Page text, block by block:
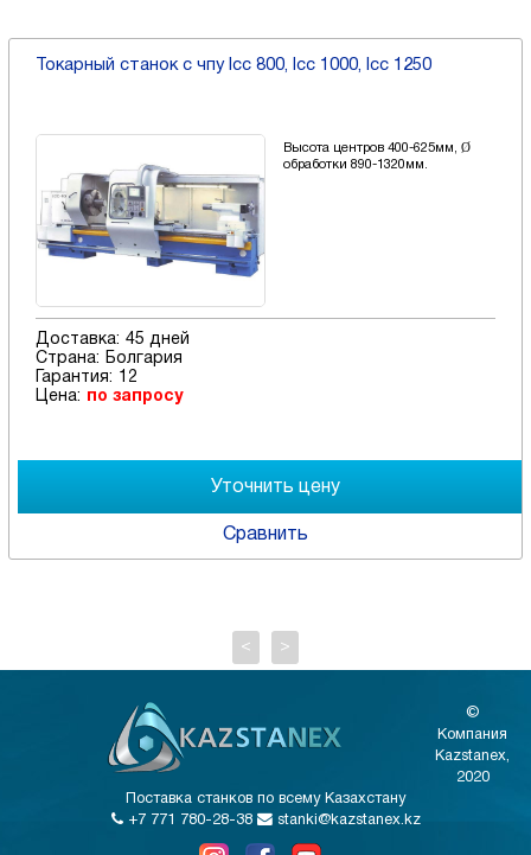
Токарный станок с чпу lcc 800, lcc 1000, lcc 1250
Высота центров 400-625мм, Ø
обработки 890-1320мм.
Доставка: 45 дней
Страна:
Болгария
Гарантия:
12
Цена:
по запросу
Сравнить
< >
©
Компания
Kazstanex,
2020
Поставка станков по всему Казахстану
+7 771 780-28-38
stanki@kazstanex.kz